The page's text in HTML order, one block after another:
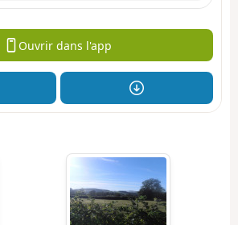
Ouvrir dans l'app